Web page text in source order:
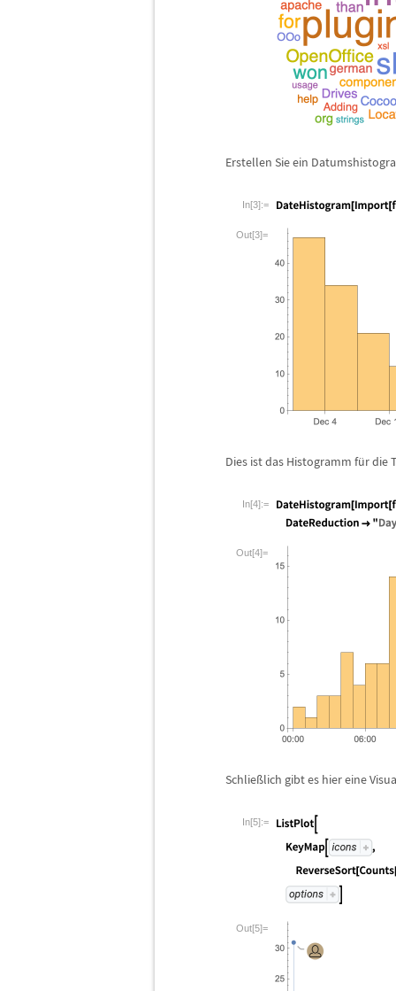
Erstellen Sie ein
In[3]:=
Out[3]=
Dies ist das Histogramm für die
In[4]:=
Out[4]=
Schließlich gibt es hier eine
In[5]:=
Out[5]=